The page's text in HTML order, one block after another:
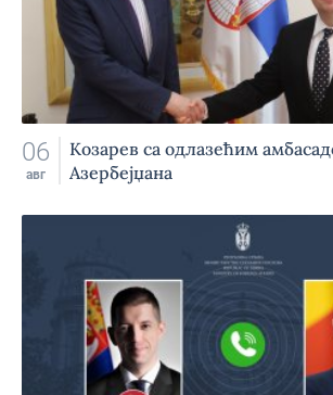
06
авг
Козарев са одлазећим
Азербејџана